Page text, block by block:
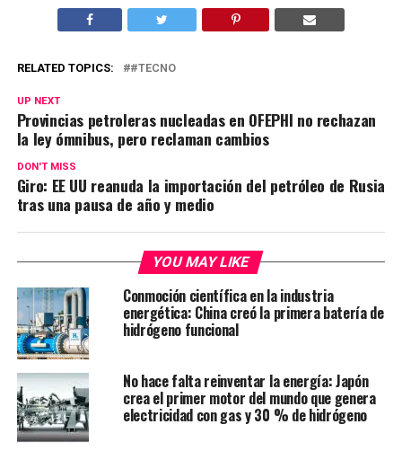
RELATED TOPICS: #TECNO
UP NEXT
Provincias petroleras nucleadas en OFEPHI no rechazan
la ley ómnibus, pero reclaman cambios
DON'T MISS
Giro: EE UU reanuda la importación del petróleo de Rusia
tras una pausa de año y medio
YOU MAY LIKE
Conmoción científica en la industria
energética: China creó la primera batería de
hidrógeno funcional
No hace falta reinventar la energía: Japón
crea el primer motor del mundo que genera
electricidad con gas y 30 % de hidrógeno